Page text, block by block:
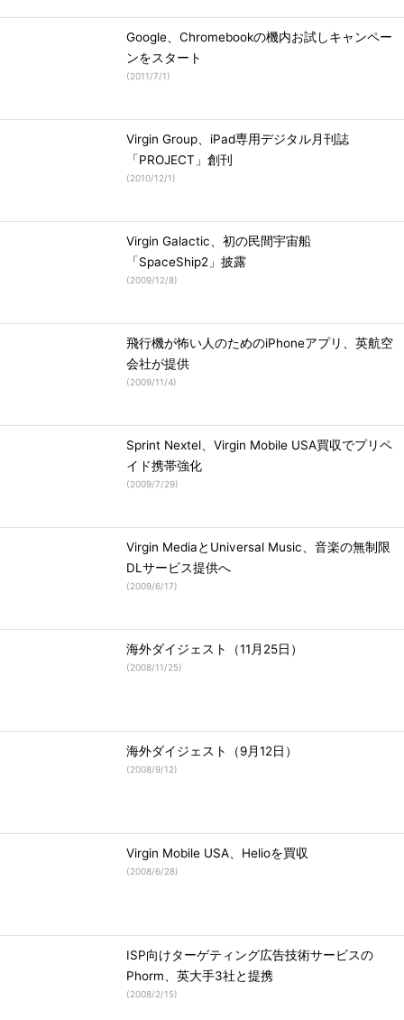
Google、Chromebookの機内お試しキャンペー
ンをスタート
(2011/7/1)
Virgin Group、iPad専用デジタル月刊誌
「PROJECT」創刊
(2010/12/1)
Virgin Galactic、初の民間宇宙船
「SpaceShip2」披露
(2009/12/8)
飛行機が怖い人のためのiPhoneアプリ、英航空
会社が提供
(2009/11/4)
Sprint Nextel、Virgin Mobile USA買収でプリペ
イド携帯強化
(2009/7/29)
Virgin MediaとUniversal Music、音楽の無制限
DLサービス提供へ
(2009/6/17)
海外ダイジェスト（11月25日）
(2008/11/25)
海外ダイジェスト（9月12日）
(2008/9/12)
Virgin Mobile USA、Helioを買収
(2008/6/28)
ISP向けターゲティング広告技術サービスの
Phorm、英大手3社と提携
(2008/2/15)